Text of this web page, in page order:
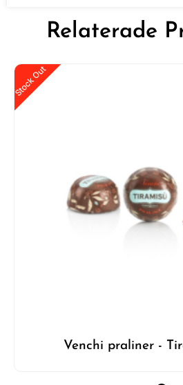
Relaterade
Stock Out
Venchi praliner -